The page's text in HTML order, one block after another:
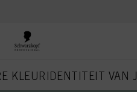
KLEURIDENTITEIT VAN
current page